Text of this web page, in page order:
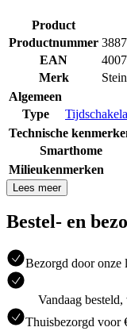
Product
Productnummer
EAN
Merk
Algemeen
Type
Technische
Smarthome
Milieukenmerken
Lees meer
Bestel- en
Bezorgd door onze
Vandaag
Thuisbezorgd voor